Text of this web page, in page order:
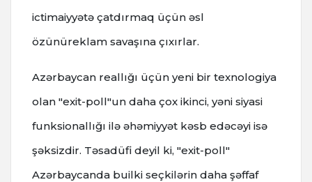
ictimaiyyətə çatdırmaq üçün əsl
özünüreklam savaşına çıxırlar.
Azərbaycan reallığı üçün yeni bir texnologiya
olan "exit-poll"un daha çox ikinci, yəni siyasi
funksionallığı ilə əhəmiyyət kəsb edəcəyi isə
şəksizdir. Təsadüfi deyil ki, "exit-poll"
Azərbaycanda builki seçkilərin daha şəffaf